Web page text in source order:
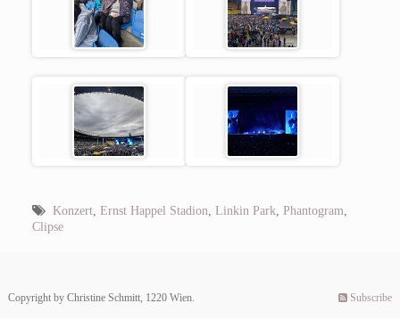
Konzert, Ernst Happel Stadion, Linkin Park, Phantogram,
Clipse
Copyright by Christine Schmitt, 1220 Wien. Subscribe